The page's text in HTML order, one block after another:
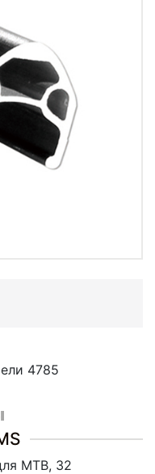
4785
MTB, 32